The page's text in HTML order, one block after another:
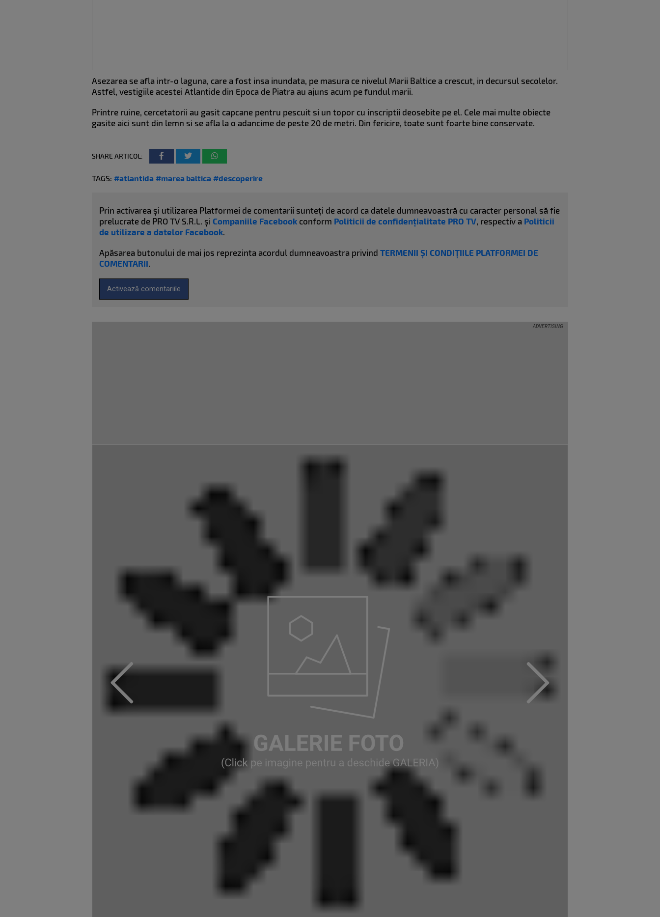
Asezarea se afla intr-o laguna, care a fost insa inundata, pe masura ce nivelul Marii Baltice a crescut, in decursul secolelor.
Astfel, vestigiile acestei Atlantide din Epoca de Piatra au ajuns acum pe fundul marii.
Printre ruine, cercetatorii au gasit capcane pentru pescuit si un topor cu inscriptii deosebite pe el. Cele mai multe obiecte
gasite aici sunt din lemn si se afla la o adancime de peste 20 de metri. Din fericire, toate sunt foarte bine conservate.
SHARE ARTICOL:
TAGS: #atlantida #marea baltica #descoperire
Prin activarea și utilizarea Platformei de comentarii sunteți de acord ca datele dumneavoastră cu caracter personal să fie
prelucrate de PRO TV S.R.L. și Companiile Facebook conform Politicii de confidențialitate PRO TV, respectiv a Politicii
de utilizare a datelor Facebook.
Apăsarea butonului de mai jos reprezinta acordul dumneavoastra privind TERMENII ȘI CONDIȚIILE PLATFORMEI DE
COMENTARII.
Activează comentariile